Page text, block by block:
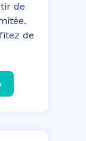
de
de